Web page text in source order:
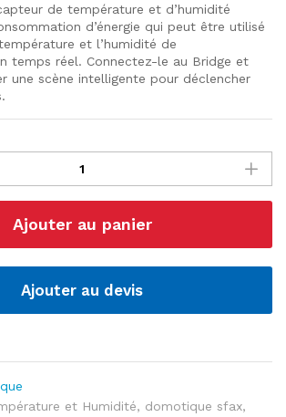
de température et d’humidité
d’énergie qui peut être utilisé
et l’humidité de
temps réel. Connectez-le au Bridge et
une scène intelligente pour déclencher
Ajouter au panier
Ajouter au devis
et Humidité, domotique sfax,